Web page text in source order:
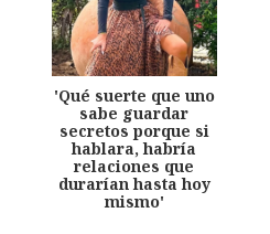
'Qué suerte que uno
sabe guardar
secretos porque si
hablara, habría
relaciones que
durarían hasta hoy
mismo'